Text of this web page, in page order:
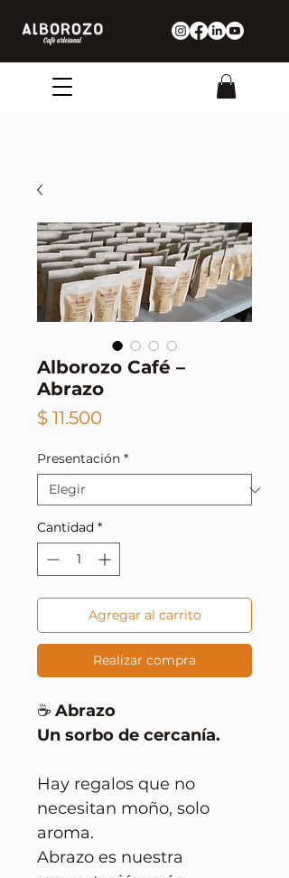
Alborozo Café –
Abrazo
$ 11.500Precio
Presentación *
Cantidad *
Agregar al carrito
Realizar compra
☕ Abrazo
Un sorbo de cercanía.
Hay regalos que no
necesitan moño, solo
aroma.
Abrazo es nuestra